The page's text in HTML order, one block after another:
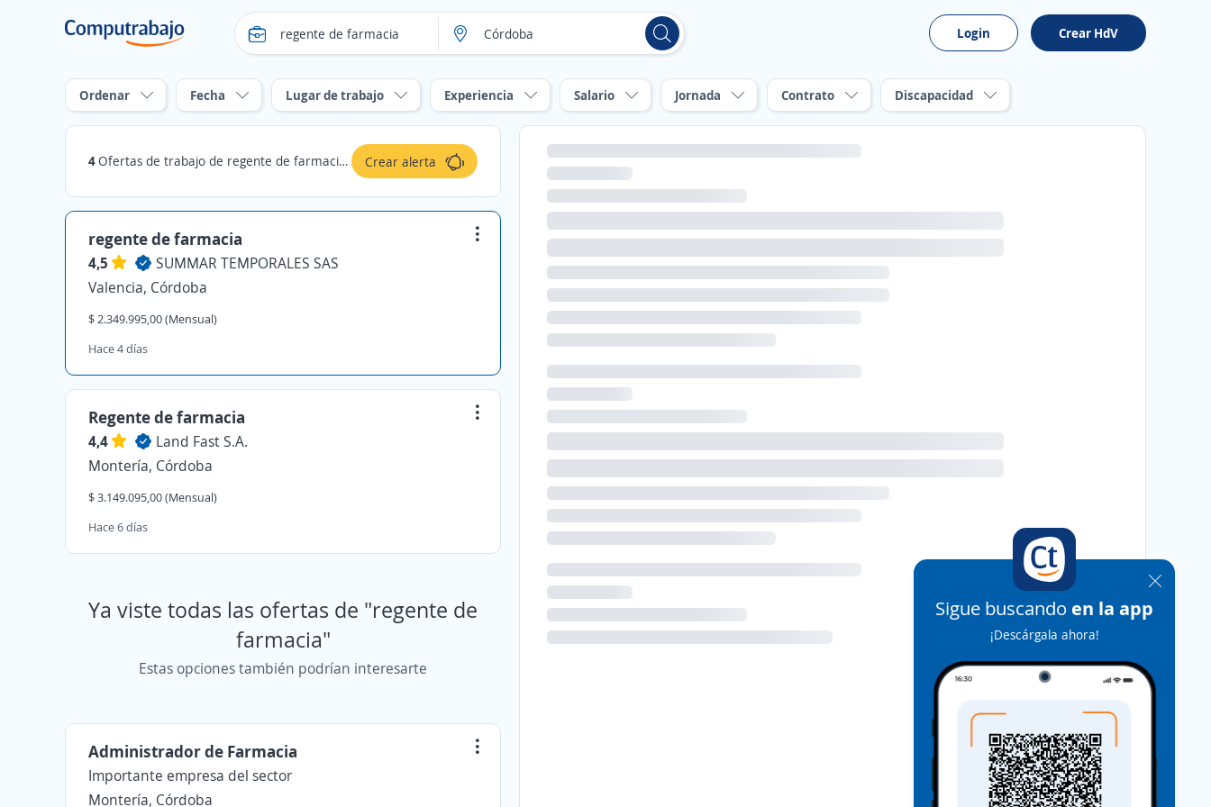
Login Crear HdV
Ordenar Fecha Lugar de trabajo Experiencia Salario Jornada Contrato Discapacidad
4Ofertas de trabajo de regente de farmacia en Córdoba Crear alerta
regente de farmacia
4,5
SUMMAR TEMPORALES SAS
Valencia, Córdoba
$ 2.349.995,00 (Mensual)
Hace 4 días
Regente de farmacia
4,4
Land Fast S.A.
Montería, Córdoba
$ 3.149.095,00 (Mensual)
Hace 6 días
Ya viste todas las ofertas de "regente de
farmacia"
Estas opciones también podrían interesarte
Administrador de Farmacia
Importante empresa del sector
Montería, Córdoba
Sigue buscando en la app
¡Descárgala ahora!